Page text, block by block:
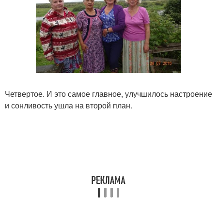
Четвертое. И это самое главное, улучшилось настроение
и сонливость ушла на второй план.